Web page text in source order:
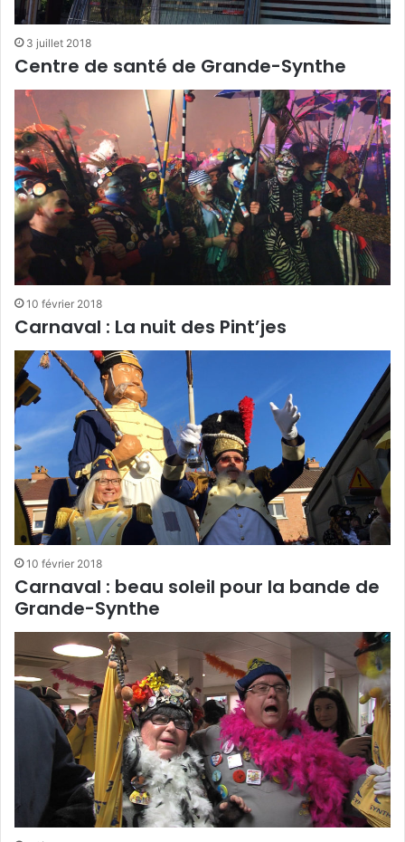
3 juillet 2018
Centre de santé de Grande-Synthe
10 février 2018
Carnaval : La nuit des Pint’jes
10 février 2018
Carnaval : beau soleil pour la bande de
Grande-Synthe